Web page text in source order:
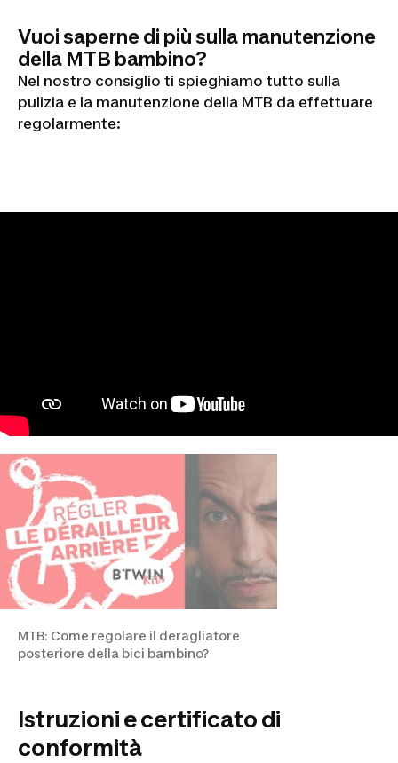
Vuoi saperne di più sulla manutenzione
della MTB bambino?
Nel nostro consiglio ti spieghiamo tutto sulla
pulizia e la manutenzione della MTB da effettuare
regolarmente:
MTB: Come regolare il deragliatore
posteriore della bici bambino?
Istruzioni e certificato di
conformità